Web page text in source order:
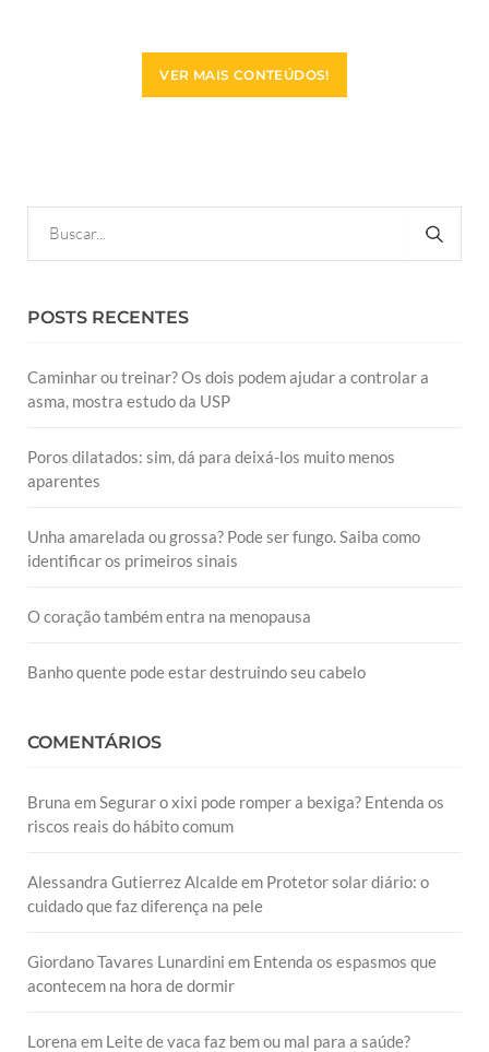
VER MAIS CONTEÚDOS!
POSTS RECENTES
Caminhar ou treinar? Os dois podem ajudar a controlar a
asma, mostra estudo da USP
Poros dilatados: sim, dá para deixá-los muito menos
aparentes
Unha amarelada ou grossa? Pode ser fungo. Saiba como
identificar os primeiros sinais
O coração também entra na menopausa
Banho quente pode estar destruindo seu cabelo
COMENTÁRIOS
Bruna emSegurar o xixi pode romper a bexiga? Entenda os
riscos reais do hábito comum
Alessandra Gutierrez Alcaldeem Protetor solar diário: o
cuidado que faz diferença na pele
Giordano Tavares Lunardini em Entenda os espasmos que
acontecem na hora de dormir
Lorena em Leite de vaca faz bem ou mal para a saúde?